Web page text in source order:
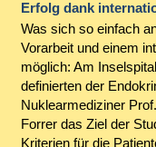
Erfolg dank
Was sich so einfach
Vorarbeit und einem
möglich: Am
definierten der
Nuklearmediziner
Forrer das Ziel der
Kriterien für die